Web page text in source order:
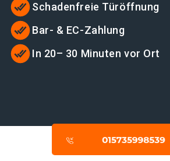
Schadenfreie Türöffnung
Bar- & EC-Zahlung
In 20– 30 Minuten vor Ort